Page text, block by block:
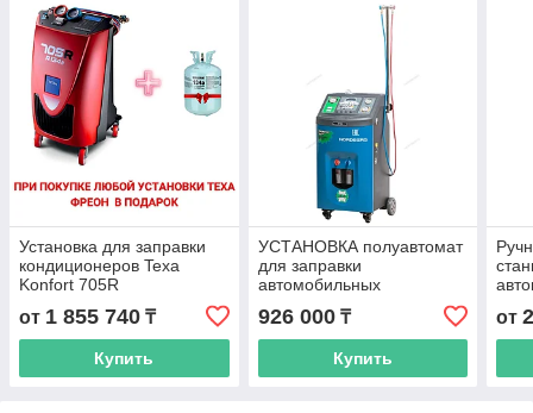
Установка для заправки
кондиционеров Texa
Konfort 705R
от 1 855 740 ₸
Купить
УСТАНОВКА полуавтомат
для заправки
автомобильных
кондиционеров
NORDBERG NF15
926 000₸
Купить
от